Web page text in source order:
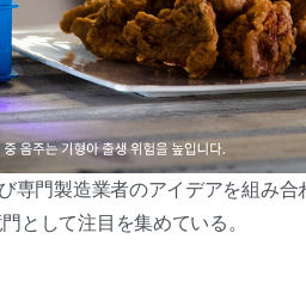
専門製造業者のアイデアを組み
として注目を集めている。